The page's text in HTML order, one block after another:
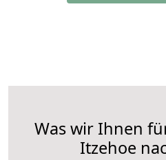
Was wir Ihnen
Itzehoe